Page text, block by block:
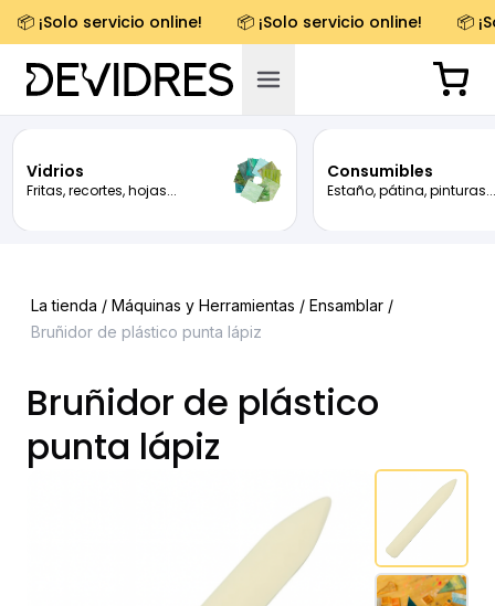
📦 ¡Solo servicio online! 📦 ¡Solo servicio online! 📦
Vidrios
Fritas, recortes, hojas...
Consumibles
Estaño, pátina, pinturas...
La tienda / Máquinas y Herramientas / Ensamblar /
Bruñidor de plástico punta lápiz
Bruñidor de plástico
punta lápiz